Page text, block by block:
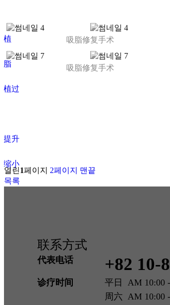
植
脂
植过
提升
缩小
吸脂修复手术
吸脂修复手术
열린1페이지 2페이지
맨끝
목록
联系方式
代表电话 +82 10-
诊疗时间
平日 AM 10:00
周六 AM 10:00